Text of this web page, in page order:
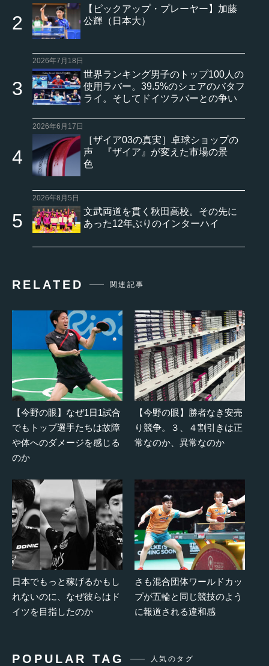
【ピックアップ・プレーヤー】加藤
公輝（日本大）
2026年7月18日
世界ランキング男子のトップ100人の
使用ラバー。39.5%のシェアのバタフ
ライ。そしてドイツラバーとの争い
2026年6月17日
［ザイア03の真実］卓球ショップの
声 『ザイア』が変えた市場の景
色
2026年8月5日
文武両道を貫く秋田高校。その先に
あった12年ぶりのインターハイ
RELATED 関連記事
【今野の眼】なぜ1日1試合
でもトップ選手たちは故障
や体へのダメージを感じる
のか
【今野の眼】勝者なき安売
り競争。３、４割引きは正
常なのか、異常なのか
日本でもっと稼げるかもし
れないのに、なぜ彼らはド
イツを目指したのか
さも混合団体ワールドカッ
プが五輪と同じ競技のよう
に報道される違和感
POPULAR TAG 人気のタグ